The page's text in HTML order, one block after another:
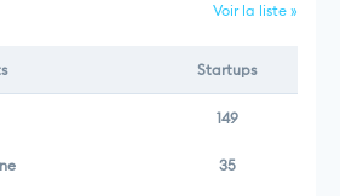
Voir la liste »
Startups
149
35